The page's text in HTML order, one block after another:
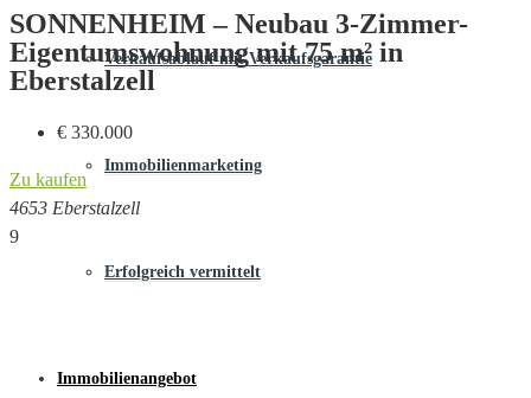
Verkaufsablauf mit Verkaufsgarantie
Immobilienmarketing
Erfolgreich vermittelt
Immobilienangebot
SONNENHEIM – Neubau 3-Zimmer-
Eigentumswohnung mit 75 m² in
Eberstalzell
€ 330.000
Zu kaufen
4653 Eberstalzell
9